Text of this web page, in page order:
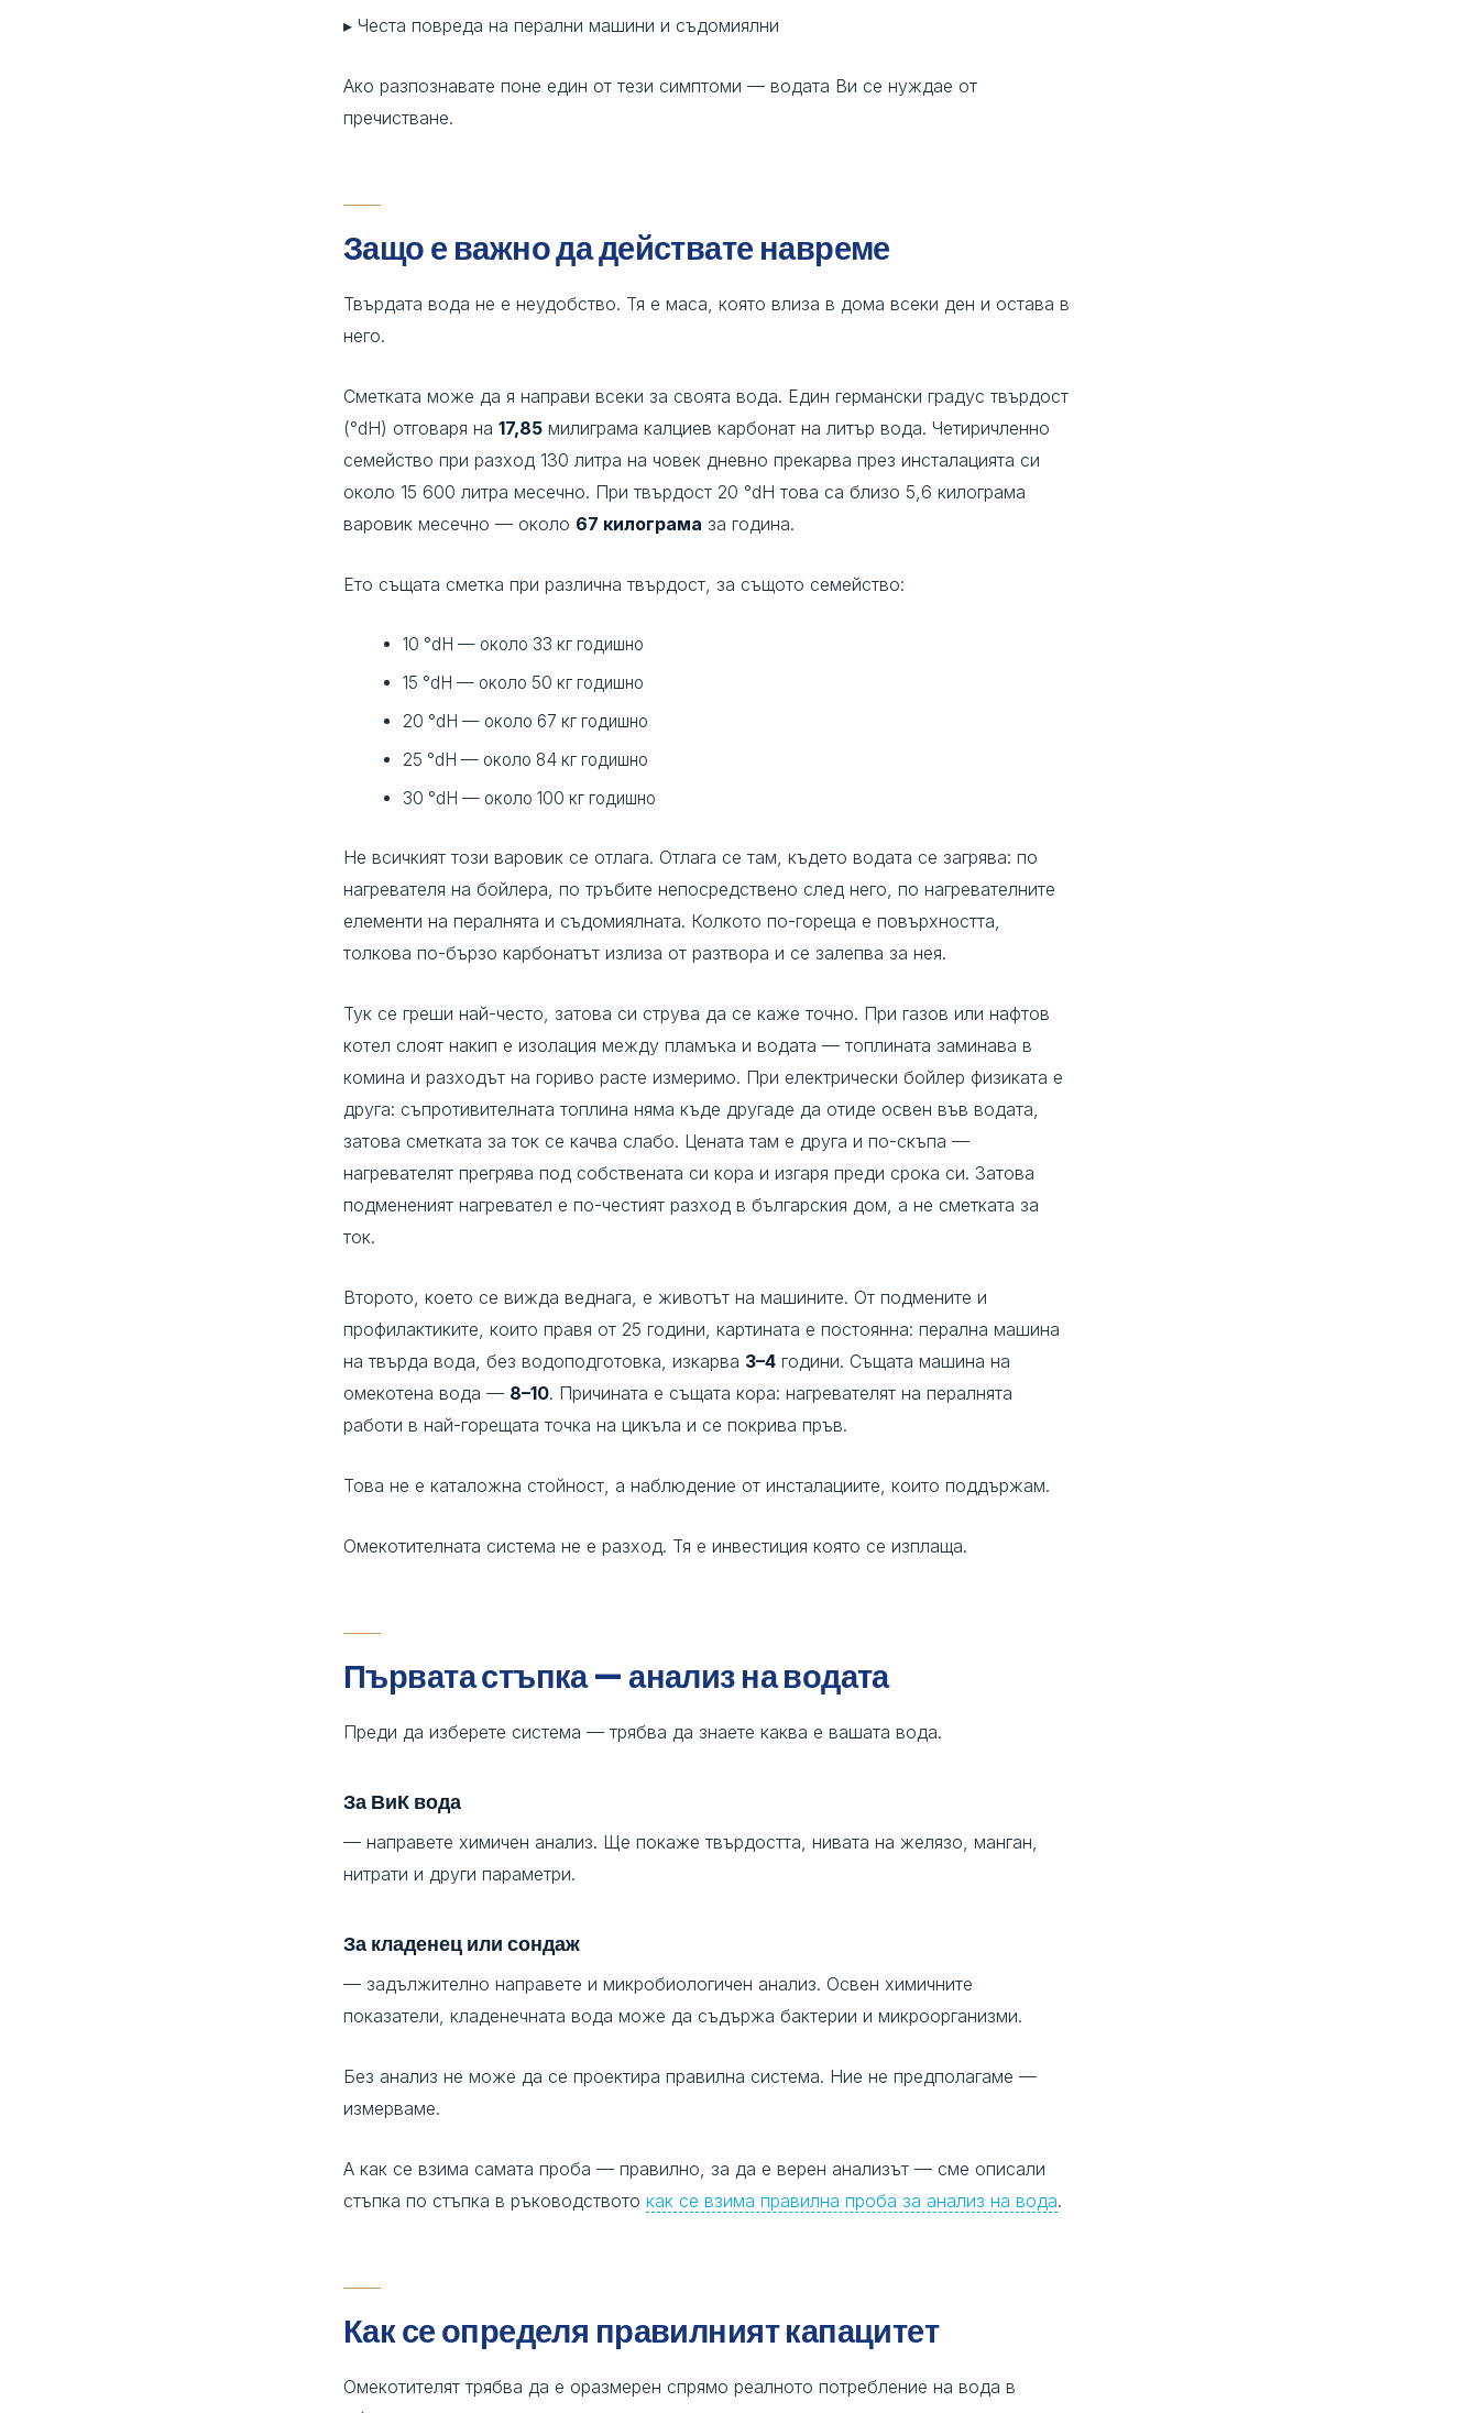
▸ Честа повреда на перални машини и съдомиялни
Ако разпознавате поне един от тези симптоми — водата Ви се нуждае от
пречистване.
Защо е важно да действате навреме
Твърдата вода не е неудобство. Тя е маса, която влиза в дома всеки ден и остава в
него.
Сметката може да я направи всеки за своята вода. Един германски градус твърдост
(°dH) отговаря на 17,85 милиграма калциев карбонат на литър вода. Четиричленно
семейство при разход 130 литра на човек дневно прекарва през инсталацията си
около 15 600 литра месечно. При твърдост 20 °dH това са близо 5,6 килограма
варовик месечно — около 67 килограма за година.
Ето същата сметка при различна твърдост, за същото семейство:
10 °dH — около 33 кг годишно
15 °dH — около 50 кг годишно
20 °dH — около 67 кг годишно
25 °dH — около 84 кг годишно
30 °dH — около 100 кг годишно
Не всичкият този варовик се отлага. Отлага се там, където водата се загрява: по
нагревателя на бойлера, по тръбите непосредствено след него, по нагревателните
елементи на пералнята и съдомиялната. Колкото по-гореща е повърхността,
толкова по-бързо карбонатът излиза от разтвора и се залепва за нея.
Тук се греши най-често, затова си струва да се каже точно. При газов или нафтов
котел слоят накип е изолация между пламъка и водата — топлината заминава в
комина и разходът на гориво расте измеримо. При електрически бойлер физиката е
друга: съпротивителната топлина няма къде другаде да отиде освен във водата,
затова сметката за ток се качва слабо. Цената там е друга и по-скъпа —
нагревателят прегрява под собствената си кора и изгаря преди срока си. Затова
подмененият нагревател е по-честият разход в българския дом, а не сметката за
ток.
Второто, което се вижда веднага, е животът на машините. От подмените и
профилактиките, които правя от 25 години, картината е постоянна: перална машина
на твърда вода, без водоподготовка, изкарва 3–4 години. Същата машина на
омекотена вода — 8–10. Причината е същата кора: нагревателят на пералнята
работи в най-горещата точка на цикъла и се покрива пръв.
Това не е каталожна стойност, а наблюдение от инсталациите, които поддържам.
Омекотителната система не е разход. Тя е инвестиция която се изплаща.
Първата стъпка — анализ на водата
Преди да изберете система — трябва да знаете каква е вашата вода.
За ВиК вода
— направете химичен анализ. Ще покаже твърдостта, нивата на желязо, манган,
нитрати и други параметри.
За кладенец или сондаж
— задължително направете и микробиологичен анализ. Освен химичните
показатели, кладенечната вода може да съдържа бактерии и микроорганизми.
Без анализ не може да се проектира правилна система. Ние не предполагаме —
измерваме.
А как се взима самата проба — правилно, за да е верен анализът — сме описали
стъпка по стъпка в ръководството как се взима правилна проба за анализ на вода.
Как се определя правилният капацитет
Омекотителят трябва да е оразмерен спрямо реалното потребление на вода в